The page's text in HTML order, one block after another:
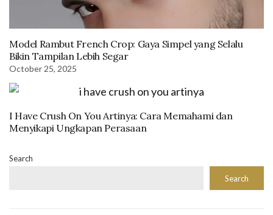
Model Rambut French Crop: Gaya Simpel yang Selalu
Bikin Tampilan Lebih Segar
October 25, 2025
I Have Crush On You Artinya: Cara Memahami dan
Menyikapi Ungkapan Perasaan
Search
Search